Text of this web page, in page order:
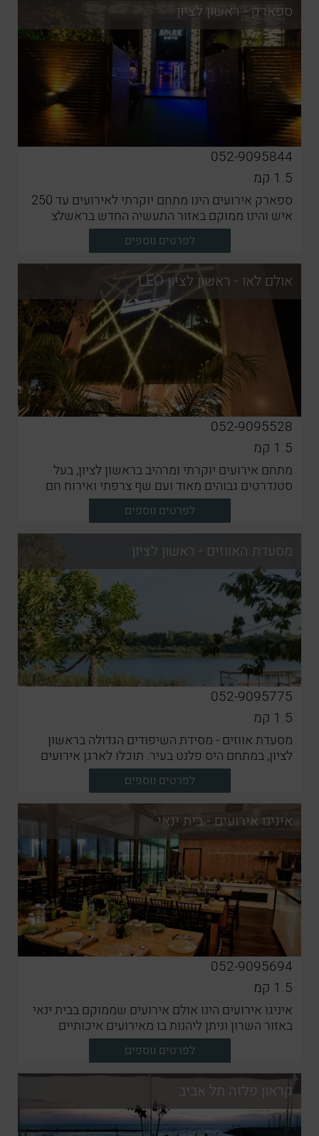
ספארק - ראשון לציון
052-9095844
1.5 קמ
ספארק אירועים הינו מתחם יוקרתי לאירועים עד 250
איש והינו ממוקם באזור התעשיה החדש בראשלצ
לפרטים נוספים
אולם לאו - ראשון לציון LEO
052-9095528
1.5 קמ
מתחם אירועים יוקרתי ומרהיב בראשון לציון, בעל
סטנדרטים גבוהים מאוד ועם שף צרפתי ואירוח חם
לפרטים נוספים
מסעדת האווזים - ראשון לציון
052-9095775
1.5 קמ
מסעדת אווזים - מסידת השיפודים הגדולה בראשון
לציון, במתחם היס פלנט בעיר. תוכלו לארגן אירועים
במקום וליהנות מאוכל חגיגי, טרי ובשפע רב
לפרטים נוספים
איניגו אירועים - בית ינאי
052-9095694
1.5 קמ
איניגו אירועים הינו אולם אירועים שממוקם בבית ינאי
באזור השרון וניתן ליהנות בו מאירועים איכותיים
לפרטים נוספים
קראון פלזה תל אביב